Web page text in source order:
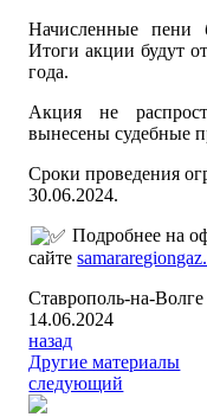
Начисленные пени
Итоги акции будут
года.
Акция не
вынесены судебные
Сроки проведения
30.06.2024.
Подробнее на
сайте
Ставрополь-на-Волге
14.06.2024
назад
Другие материалы
следующий